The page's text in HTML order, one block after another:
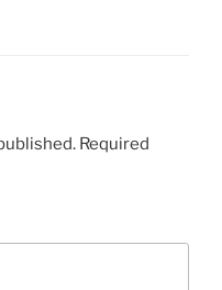
Required